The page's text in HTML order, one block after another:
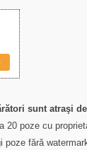
sunt atraşi
20 poze cu
poze fără